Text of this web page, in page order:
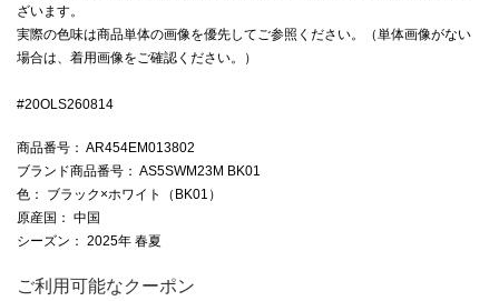
ざいます。
実際の色味は商品単体の画像を優先してご参照ください。（単体画像がない
場合は、着用画像をご確認ください。）
#20OLS260814
商品番号 ： AR454EM013802
ブランド商品番号 ： AS5SWM23M BK01
色 ： ブラック×ホワイト（BK01）
原産国 ： 中国
シーズン ： 2025年 春夏
ご利用可能なクーポン